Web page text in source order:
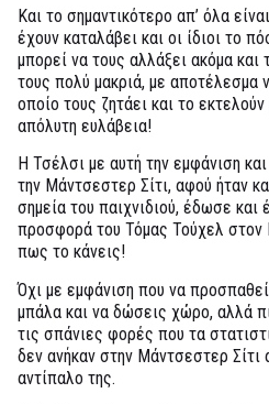
Και το σημαντικότερο απ’ όλα
έχουν καταλάβει και οι ίδιοι το
μπορεί να τους αλλάξει ακόμα
τους πολύ μακριά, με αποτέλεσμα
οποίο τους ζητάει και το
απόλυτη ευλάβεια!
Η Τσέλσι με αυτή την εμφάνιση
την Μάντσεστερ Σίτι, αφού ήταν
σημεία του παιχνιδιού, έδωσε και
προσφορά του Τόμας Τούχελ στον
πως το κάνεις!
Όχι με εμφάνιση που να
μπάλα και να δώσεις χώρο, αλλά
τις σπάνιες φορές που τα
δεν ανήκαν στην Μάντσεστερ
αντίπαλο της.